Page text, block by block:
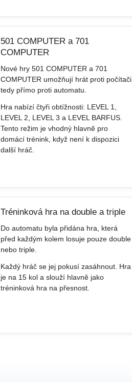
501 COMPUTER a 701
COMPUTER
Nové hry 501 COMPUTER a 701
COMPUTER umožňují hrát proti počítači,
tedy přímo proti automatu.
Hra nabízí čtyři obtížnosti: LEVEL 1,
LEVEL 2, LEVEL 3 a LEVEL BARFUS.
Tento režim je vhodný hlavně pro
domácí trénink, když není k dispozici
další hráč.
Tréninková hra na double a triple
Do automatu byla přidána hra, která
před každým kolem losuje pouze double
nebo triple.
Každý hráč se jej pokusí zasáhnout. Hra
je na 15 kol a slouží hlavně jako
tréninková hra na přesnost.